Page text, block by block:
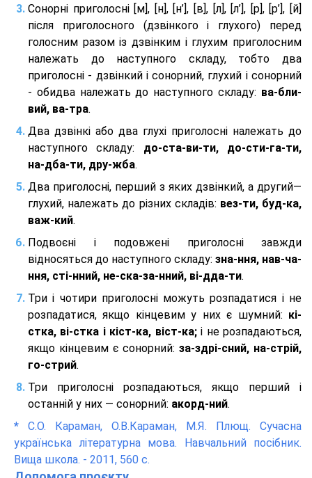
Сонорні приголосні [м], [н], [н’], [в], [л], [л’], [р], [р’], [й]
після приголосного (дзвінкого і глухого) перед
голосним разом із дзвінким і глухим приголосним
належать до наступного складу, тобто два
приголосні - дзвінкий і сонорний, глухий і сонорний
- обидва належать до наступного складу: ва-бли-
вий, ва-тра.
Два дзвінкі або два глухі приголосні належать до
наступного складу: до-ста-ви-ти, до-сти-га-ти,
на-дба-ти, дру-жба.
Два приголосні, перший з яких дзвінкий, а другий—
глухий, належать до різних складів: вез-ти, буд-ка,
важ-кий.
Подвоєні і подовжені приголосні завжди
відносяться до наступного складу: зна-ння, нав-ча-
ння, сті-нний, не-ска-за-нний, ві-дда-ти.
Три і чотири приголосні можуть розпадатися і не
розпадатися, якщо кінцевим у них є шумний: кі-
стка, ві-стка і кіст-ка, віст-ка;і не розпадаються,
якщо кінцевим є сонорний: за-здрі-сний, на-стрій,
го-стрий.
Три приголосні розпадаються, якщо перший і
останній у них — сонорний: акорд-ний.
* С.О. Караман, О.В.Караман, М.Я. Плющ. Сучасна
українська літературна мова. Навчальний посібник.
Вища школа. - 2011, 560 с.